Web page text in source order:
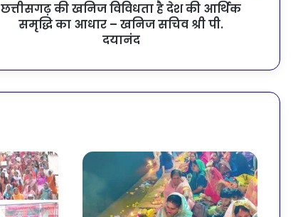
छत्तीसगढ़ की खनिज विविधता है देश की आर्थिक
समृद्धि का आधार – खनिज सचिव श्री पी.
दयानंद